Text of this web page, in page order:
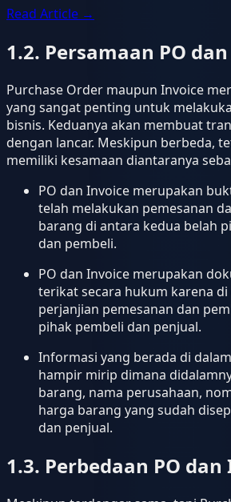
Read Article →
1.2. Persamaan PO
Purchase Order maupun Invoice
yang sangat penting untuk
bisnis. Keduanya akan membuat
dengan lancar. Meskipun berbeda,
memiliki kesamaan diantaranya
PO dan Invoice merupakan
telah melakukan pemesanan
barang di antara kedua belah
dan pembeli.
PO dan Invoice merupakan
terikat secara hukum karena
perjanjian pemesanan dan
pihak pembeli dan penjual.
Informasi yang berada di
hampir mirip dimana
barang, nama perusahaan,
harga barang yang sudah
dan penjual.
1.3. Perbedaan PO